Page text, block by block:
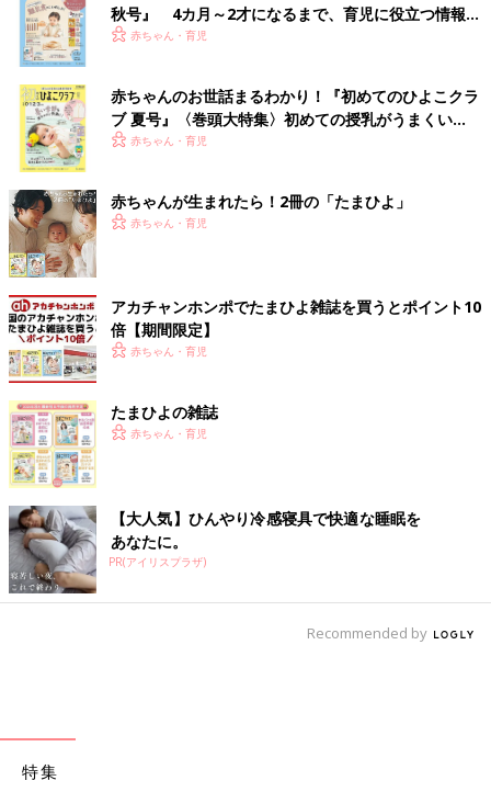
秋号』 4カ月～2才になるまで、育児に役立つ情報が
いっぱい！
赤ちゃん・育児
赤ちゃんのお世話まるわかり！『初めてのひよこクラ
ブ 夏号』〈巻頭大特集〉初めての授乳がうまくい
く！ おっぱい・ミルクの基本と夏のトラブル 解決テ
赤ちゃん・育児
赤ちゃんが生まれたら！2冊の「たまひよ」
赤ちゃん・育児
アカチャンホンポでたまひよ雑誌を買うとポイント10
倍【期間限定】
赤ちゃん・育児
たまひよの雑誌
赤ちゃん・育児
【大人気】ひんやり冷感寝具で快適な睡眠を
あなたに。
PR(アイリスプラザ)
Recommended by
特集